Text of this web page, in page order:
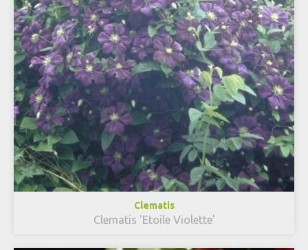
Clematis
Clematis 'Etoile Violette'